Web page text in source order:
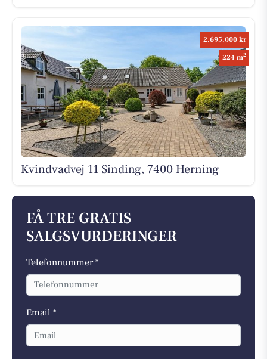
2.695.000 kr
224 m2
Kvindvadvej 11 Sinding, 7400 Herning
FÅ TRE GRATIS
SALGSVURDERINGER
Telefonnummer *
Email *